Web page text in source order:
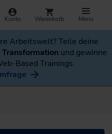
Konto Warenkorb Menü
Arbeitswelt? Teile deine
und gewinne
Based Trainings.